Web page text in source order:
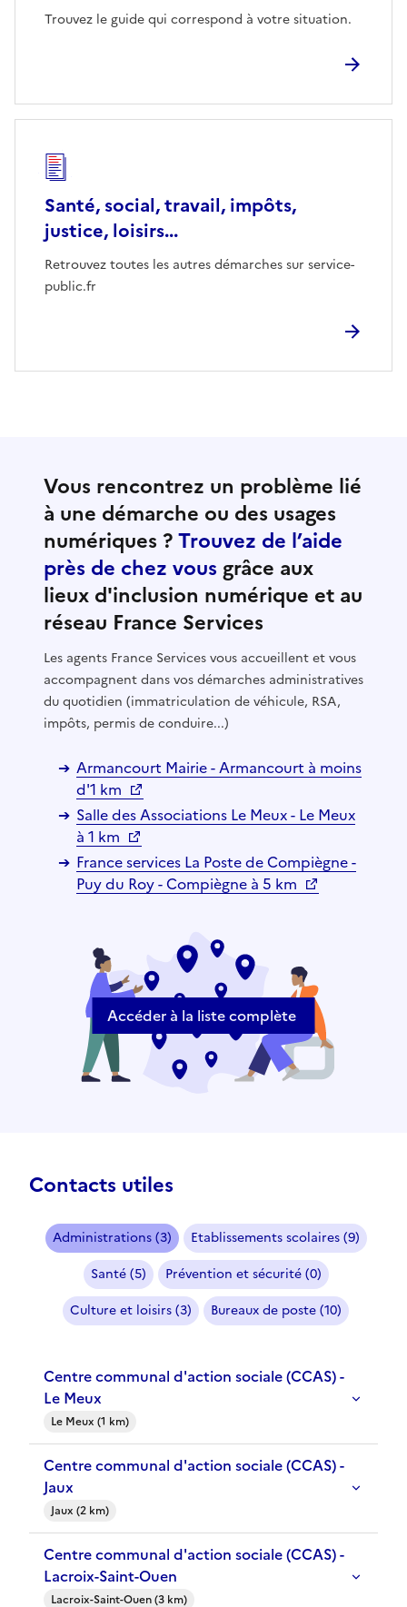
Trouvez le guide qui correspond à votre situation.
Santé, social, travail, impôts,
justice, loisirs...
Retrouvez toutes les autres démarches sur service-
public.fr
Vous rencontrez un problème lié
à une démarche ou des usages
numériques ?Trouvez de l’aide
près de chez vous grâce aux
lieux d'inclusion numérique et au
réseau France Services
Les agents France Services vous accueillent et vous
accompagnent dans vos démarches administratives
du quotidien (immatriculation de véhicule, RSA,
impôts, permis de conduire...)
Armancourt Mairie - Armancourt à moins
d'1 km
Salle des Associations Le Meux - Le Meux
à 1 km
France services La Poste de Compiègne -
Puy du Roy - Compiègne à 5 km
Accéder à la liste complète
Contacts utiles
Administrations (3)
Etablissements scolaires (9)
Santé (5)
Prévention et sécurité (0)
Culture et loisirs (3)
Bureaux de poste (10)
Centre communal d'action sociale (CCAS) -
Le Meux
Le Meux (1 km)
Centre communal d'action sociale (CCAS) -
Jaux
Jaux (2 km)
Centre communal d'action sociale (CCAS) -
Lacroix-Saint-Ouen
Lacroix-Saint-Ouen (3 km)